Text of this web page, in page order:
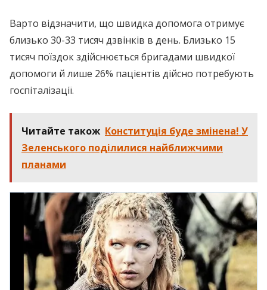
Варто відзначити, що швидка допомога отримує
близько 30-33 тисяч дзвінків в день. Близько 15
тисяч поїздок здійснюється бригадами швидкої
допомоги й лише 26% пацієнтів дійсно потребують
госпіталізації.
Читайте також Конституція буде змінена! У
Зеленського поділилися найближчими
планами